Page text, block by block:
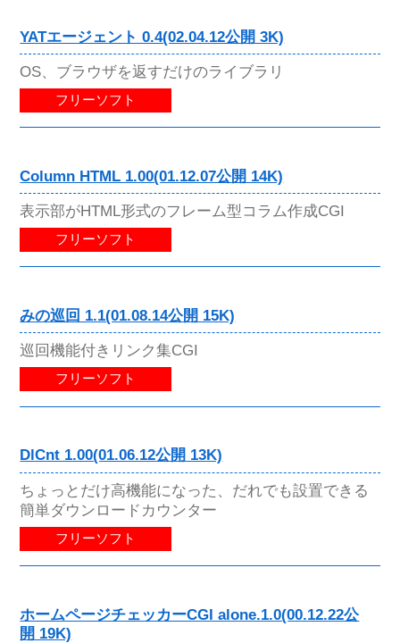
YATエージェント 0.4(02.04.12公開 3K)
OS、ブラウザを返すだけのライブラリ
フリーソフト
Column HTML 1.00(01.12.07公開 14K)
表示部がHTML形式のフレーム型コラム作成CGI
フリーソフト
みの巡回 1.1(01.08.14公開 15K)
巡回機能付きリンク集CGI
フリーソフト
DlCnt 1.00(01.06.12公開 13K)
ちょっとだけ高機能になった、だれでも設置できる
簡単ダウンロードカウンター
フリーソフト
ホームページチェッカーCGI alone.1.0(00.12.22公
開 19K)